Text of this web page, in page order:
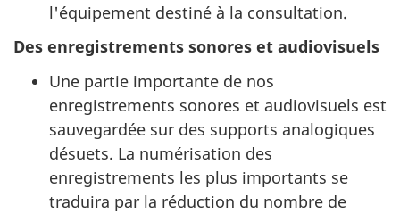
l'équipement destiné à la consultation.
Des enregistrements sonores et audiovisuels
Une partie importante de nos
enregistrements sonores et audiovisuels est
sauvegardée sur des supports analogiques
désuets. La numérisation des
enregistrements les plus importants se
traduira par la réduction du nombre de